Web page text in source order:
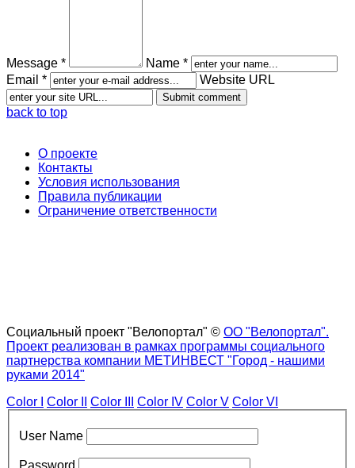
Message *
Name *
Email *
Website URL
back to top
О проекте
Контакты
Условия использования
Правила публикации
Ограничение ответственности
Социальный проект "Велопортал" © ОО "Велопортал".
Проект реализован в рамках программы социального
партнерства компании МЕТИНВЕСТ "Город - нашими
руками 2014"
Color I
Color II Color III Color IV Color V Color VI
User Name
Password